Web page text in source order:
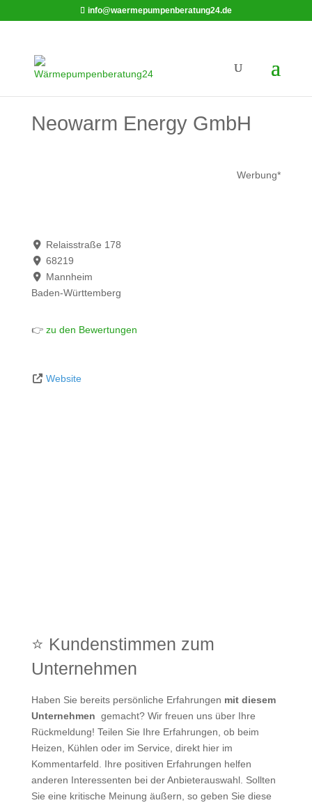
info@waermepumpenberatung24.de
Neowarm Energy GmbH
Werbung*
Relaisstraße 178
68219
Mannheim
Baden-Württemberg
👉zu den Bewertungen
Website
⭐ Kundenstimmen zum
Unternehmen
Haben Sie bereits persönliche Erfahrungen mit diesem
Unternehmen gemacht? Wir freuen uns über Ihre
Rückmeldung! Teilen Sie Ihre Erfahrungen, ob beim
Heizen, Kühlen oder im Service, direkt hier im
Kommentarfeld. Ihre positiven Erfahrungen helfen
anderen Interessenten bei der Anbieterauswahl. Sollten
Sie eine kritische Meinung äußern, so geben Sie diese